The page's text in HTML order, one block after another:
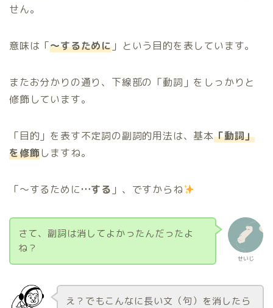
せん。
意味は「〜するために 」という目的を表しています。
またお分かりの通り、下線部の「動詞」をしっかりと
修飾しています。
「目的」を表す不定詞の副詞的用法は、基本「動詞」
を修飾しますね。
「〜するために…する 」、ですからね
せいじ
さて、副詞は消してよかったんだったよ
ね？
え？でもこんなに長い文（句）を消したら